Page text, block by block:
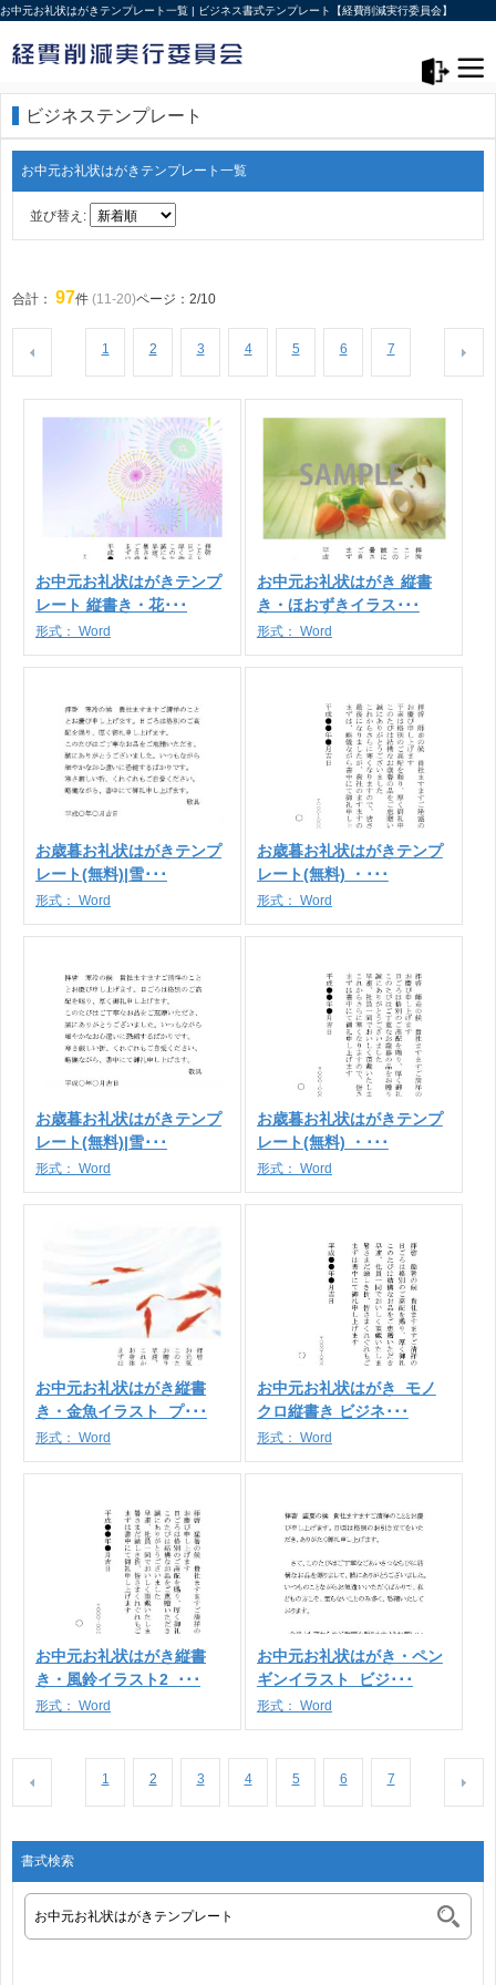
お中元お礼状はがきテンプレート一覧 | ビジネス書式テンプレート【経費削減実行委員会】
ビジネステンプレート
お中元お礼状はがきテンプレート一覧
並び替え:
合計： 97件 (11-20)ページ：2/10
1 2 3 4 5 6 7
お中元お礼状はがきテンプ
レート 縦書き・花･･･
形式： Word
お中元お礼状はがき 縦書
き・ほおずきイラス･･･
形式： Word
お歳暮お礼状はがきテンプ
レート(無料)|雪･･･
形式： Word
お歳暮お礼状はがきテンプ
レート(無料) ・･･･
形式： Word
お歳暮お礼状はがきテンプ
レート(無料)|雪･･･
形式： Word
お歳暮お礼状はがきテンプ
レート(無料) ・･･･
形式： Word
お中元お礼状はがき縦書
き・金魚イラスト_プ･･･
形式： Word
お中元お礼状はがき_モノ
クロ縦書き ビジネ･･･
形式： Word
お中元お礼状はがき縦書
き・風鈴イラスト2_･･･
形式： Word
お中元お礼状はがき・ペン
ギンイラスト_ビジ･･･
形式： Word
1 2 3 4 5 6 7
書式検索